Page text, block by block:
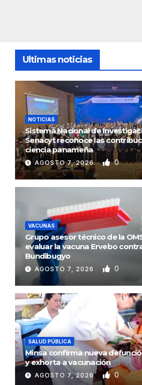
Ultimas noticias
NOTICIAS
Sistema Nacional de
Senacyt reconoce las
ciencia panameña
AGOSTO 7, 2026 0
VACUNAS
Grupo asesor técnico de la
evaluar la vacuna Ervebo
Bundibugyo
AGOSTO 7, 2026 0
SALUD PÚBLICA
Minsa confirma nueva
y exhorta a vacunación
AGOSTO 7, 2026 0